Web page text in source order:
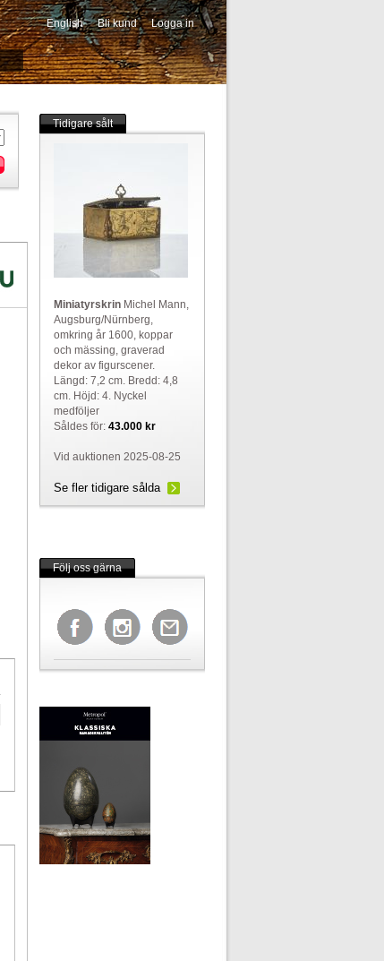
English Bli kund Logga in
-->
Tidigare sålt
MiniatyrskrinMichel Mann,
Augsburg/Nürnberg,
omkring år 1600, koppar
och mässing, graverad
dekor av figurscener.
Längd: 7,2 cm. Bredd: 4,8
cm. Höjd: 4. Nyckel
medföljer
Såldes för: 43.000 kr
Vid auktionen 2025-08-25
Se fler tidigare sålda
Följ oss gärna